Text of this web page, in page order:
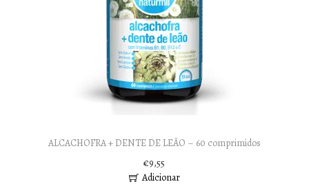
ALCACHOFRA + DENTE DE LEÃO – 60 comprimidos
€9,55
Adicionar